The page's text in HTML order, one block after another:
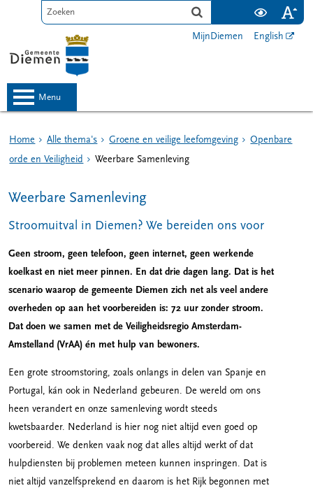
MijnDiemen English
menu
Home Alle thema's Groene en veilige leefomgeving
Openbare
orde en Veiligheid
Weerbare Samenleving
Weerbare Samenleving
Stroomuitval in Diemen? We bereiden ons voor
Geen stroom, geen telefoon, geen internet, geen werkende
koelkast en niet meer pinnen. En dat drie dagen lang. Dat is het
scenario waarop de gemeente Diemen zich net als veel andere
overheden op aan het voorbereiden is: 72 uur zonder stroom.
Dat doen we samen met de Veiligheidsregio Amsterdam-
Amstelland (VrAA) én met hulp van bewoners.
Een grote stroomstoring, zoals onlangs in delen van Spanje en
Portugal, kán ook in Nederland gebeuren. De wereld om ons
heen verandert en onze samenleving wordt steeds
kwetsbaarder. Nederland is hier nog niet altijd even goed op
voorbereid. We denken vaak nog dat alles altijd werkt of dat
hulpdiensten bij problemen meteen kunnen inspringen. Dat is
niet altijd vanzelfsprekend en daarom is het Rijk begonnen met